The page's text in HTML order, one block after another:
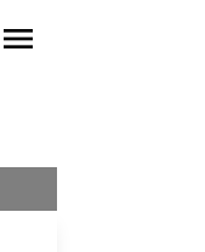
menu